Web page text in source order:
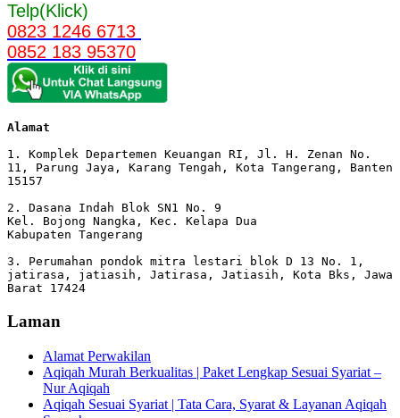
Telp(Klick)
0823 1246 6713
0852 183 95370
Alamat
1. Komplek Departemen Keuangan RI, Jl. H. Zenan No.
11, Parung Jaya, Karang Tengah, Kota Tangerang, Banten
15157
2. Dasana Indah Blok SN1 No. 9
Kel. Bojong Nangka, Kec. Kelapa Dua
Kabupaten Tangerang
3. Perumahan pondok mitra lestari blok D 13 No. 1,
jatirasa, jatiasih, Jatirasa, Jatiasih, Kota Bks, Jawa
Barat 17424
Laman
Alamat Perwakilan
Aqiqah Murah Berkualitas | Paket Lengkap Sesuai Syariat –
Nur Aqiqah
Aqiqah Sesuai Syariat | Tata Cara, Syarat & Layanan Aqiqah